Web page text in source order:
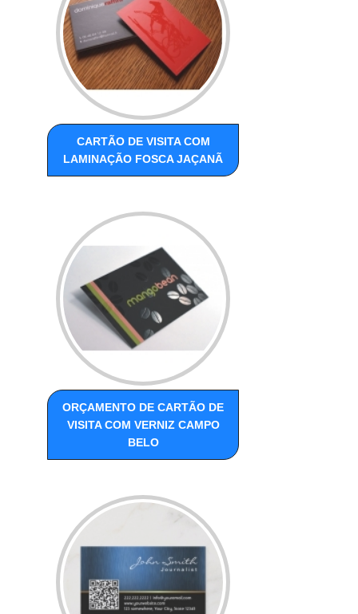
CARTÃO DE VISITA COM
LAMINAÇÃO FOSCA JAÇANÃ
ORÇAMENTO DE CARTÃO DE
VISITA COM VERNIZ CAMPO
BELO